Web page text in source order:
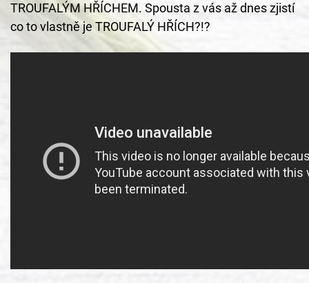
TROUFALÝM HŘÍCHEM. Spousta z vás až dnes zjistí
co to vlastně je TROUFALÝ HŘÍCH?!?